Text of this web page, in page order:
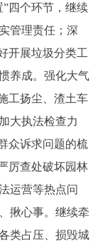
四个环节，继续
管理责任；深
开展垃圾分类工
养成。强化大气
工扬尘、渣土车
大执法检查力
众诉求问题的梳
厉查处破坏园林
运营等热点问
揪心事。继续牵
类占压、损毁城